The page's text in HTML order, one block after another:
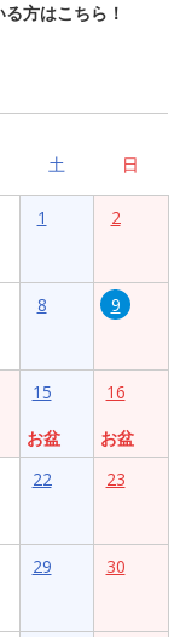
方はこちら！
土 日
1 2
8 9
15
お盆
16
お盆
22 23
29 30